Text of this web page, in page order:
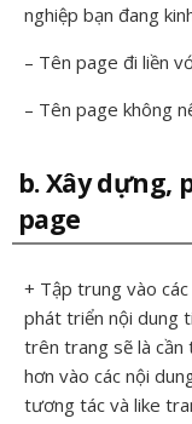
nghiệp bạn đang
– Tên page đi liền
– Tên page không
b. Xây
page
+ Tập trung vào
phát triển nội dung
trên trang sẽ là cần
hơn vào các nội
tương tác và like